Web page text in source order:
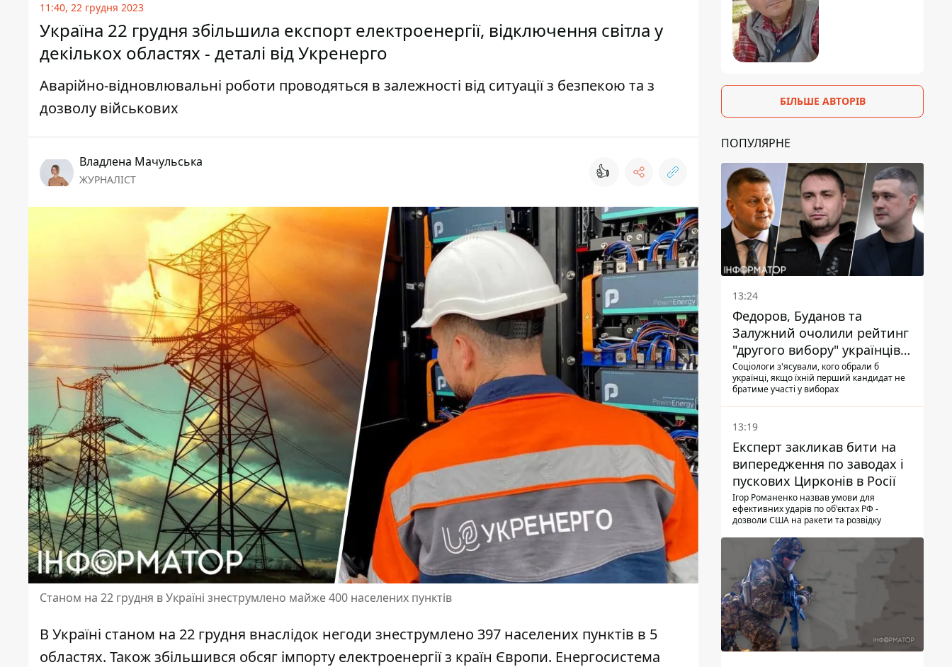
11:40, 22 грудня 2023
Україна 22 грудня збільшила експорт електроенергії, відключення світла у
декількох областях - деталі від Укренерго
Аварійно-відновлювальні роботи проводяться в залежності від ситуації з безпекою та з
дозволу військових
Владлена Мачульська
ЖУРНАЛІСТ 👍
Станом на 22 грудня в Україні знеструмлено майже 400 населених пунктів
В Україні станом на 22 грудня внаслідок негоди знеструмлено 397 населених пунктів в 5
областях. Такожзбільшився обсяг імпорту електроенергіїз країн Європи. Енергосистема
БІЛЬШЕ АВТОРІВ
ПОПУЛЯРНЕ
13:24
Федоров, Буданов та
Залужний очолили рейтинг
"другого вибору" українців -
опитування показало
альтернативні симпатії
Соціологи з'ясували, кого обрали б
українці, якщо їхній перший кандидат не
братиме участі у виборах
13:19
Експерт закликав бити на
випередження по заводах і
пускових Цирконів в Росії
Ігор Романенко назвав умови для
ефективних ударів по об'єктах РФ -
дозволи США на ракети та розвідку